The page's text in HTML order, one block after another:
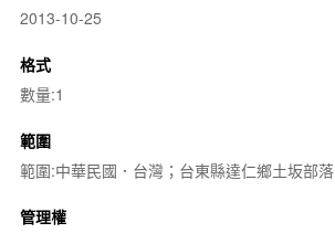
2013-10-25
格式
數量:1
範圍
範圍:中華民國．台灣；台東縣達仁鄉土坂部落
管理權